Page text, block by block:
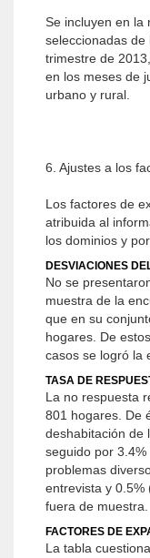
Se incluyen en la
seleccionadas
trimestre de
en los meses de
urbano y rural.
6. Ajustes a los
Los factores de
atribuida al
los dominios y
DESVIACIONES
No se
muestra de la
que en su
hogares. De
casos se logró la
TASA DE
La no respuesta
801 hogares. De
deshabitación de
seguido por
problemas
entrevista y 0.5%
fuera de muestra.
FACTORES DE
La tabla